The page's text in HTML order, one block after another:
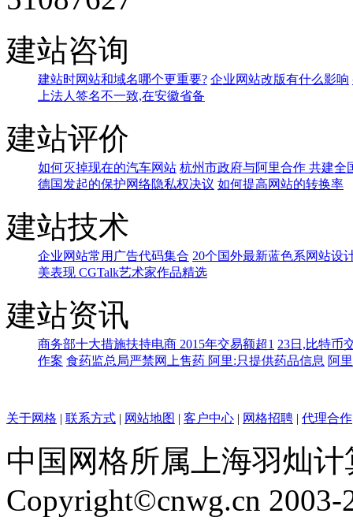
建站咨询
建站时网站和域名哪个更重要? 企业网站改版有什么影响
上法人签名不一致,在安徽省备
建站评价
如何灭掉现在的汽车网站 杭州市政府与阿里合作 共建全
德国发起的保护网络隐私权决议 如何提高网站的转换率
建站技术
企业网站常用广告代码集合 20个国外最新蓝色系网站设
美表现 CGTalk艺术家作品精选
建站资讯
商务部十大措施扶持电商 2015年交易额超1 23日,比特币
作案 食药监总局严禁网上售药 阿里:只提供药品信息 阿
关于网格 | 联系方式 | 网站地图 | 客户中心 | 网格招聘 | 代理合作
中国网格所属上海羽灿
Copyright©cnwg.cn 2003-